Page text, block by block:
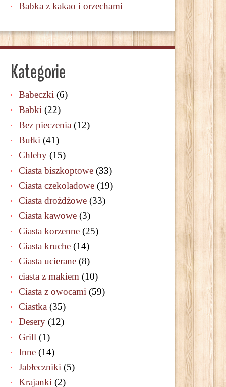
Babka z kakao i orzechami
Kategorie
Babeczki (6)
Babki (22)
Bez pieczenia (12)
Bułki (41)
Chleby (15)
Ciasta biszkoptowe (33)
Ciasta czekoladowe (19)
Ciasta drożdżowe (33)
Ciasta kawowe (3)
Ciasta korzenne (25)
Ciasta kruche (14)
Ciasta ucierane (8)
ciasta z makiem (10)
Ciasta z owocami (59)
Ciastka (35)
Desery (12)
Grill (1)
Inne (14)
Jabłeczniki (5)
Krajanki (2)